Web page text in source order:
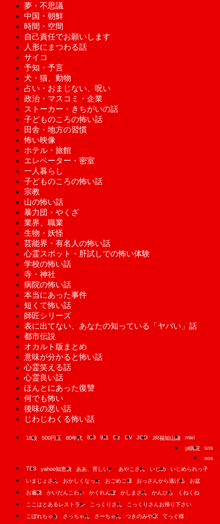
夢・不思議
中国・朝鮮
時間・空間
自己責任でお願いします
人形にまつわる話
サイコ
予知・予言
犬・猫、動物
占い・おまじない、呪い
政治・マスコミ・企業
ストーカー・きちがいの話
子どものころの怖い話
田舎・地方の習慣
怖い映像
ホテル・旅館
エレベーター・密室
一人暮らし
子どものころの怖い話
宗教
山の怖い話
暴力団・やくざ
業界、職業
生物・妖怪
芸能界・有名人の怖い話
心霊スポット・肝試しでの怖い体験
学校の怖い話
寺・神社
病院の怖い話
本当にあった事件
短くて怖い話
師匠シリーズ
表に出てない、あなたの知っている「ヤバい」話
都市伝説
オカルト版まとめ
意味が分かると怖い話
心霊笑える話
心霊良い話
ほんとにあった復讐
何でも怖い
後味の悪い話
じわじわくる怖い話
18段 500円玉 80年代 893 911 B'z DV JCO JR福知山線
mixi
pl病院
sns
sos
TBS
yahoo知恵袋 ああ、苦しい。 あやこさん いじめ
いじめられっ子
いまじょさん
おかしくなった おごめご様 おっさんから逃げる
お盆
お遍路
かいだんこわい かくれんぼ かしまさん かんひも
くねくね
ここはとあるレストラン
こっくりさん
こっくりさんお帰り下さい
こぼれちゃう
さっちゃん さーちゃん つきのみや駅
てっぐ様